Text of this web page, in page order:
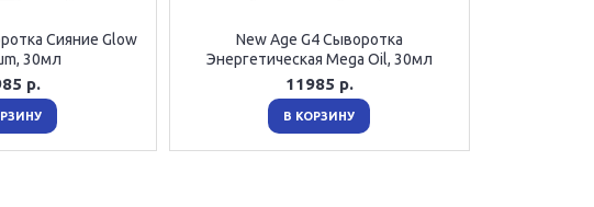
Сияние Glow
30мл
р.
New Age G4 Сыворотка
Энергетическая Mega Oil, 30мл
11985 р.
В КОРЗИНУ